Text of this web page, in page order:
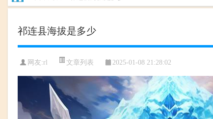
祁连县海拔是多少
网友:rl 文章列表 2025-01-08 21:28:02